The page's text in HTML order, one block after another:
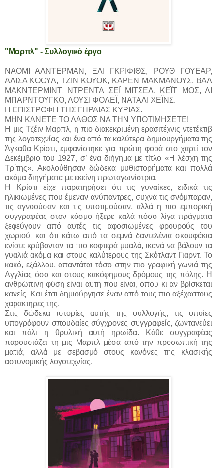
"Μαρπλ" - Συλλογικό έργο
ΝΑΟΜΙ ΑΛΝΤΕΡΜΑΝ, ΕΛΙ ΓΚΡΙΦΙΘΣ, ΡΟΥΘ ΓΟΥΕΑΡ,
ΑΛΙΣΑ ΚΟΟΥΛ, ΤΖΙΝ ΚΟΥΟΚ, ΚΑΡΕΝ ΜΑΚΜΑΝΟΥΣ, ΒΑΛ
ΜΑΚΝΤΕΡΜΙΝΤ, ΝΤΡΕΝΤΑ ΣΕΪ ΜΙΤΣΕΛ, ΚΕΪΤ ΜΟΣ, ΛΙ
ΜΠΑΡΝΤΟΥΓΚΟ, ΛΟΥΣΙ ΦΟΛΕΪ, ΝΑΤΑΛΙ ΧΕΪΝΣ.
Η ΕΠΙΣΤΡΟΦΗ ΤΗΣ ΓΗΡΑΙΑΣ ΚΥΡΙΑΣ.
ΜΗΝ ΚΑΝΕΤΕ ΤΟ ΛΑΘΟΣ ΝΑ ΤΗΝ ΥΠΟΤΙΜΗΣΕΤΕ!
Η μις Τζέιν Μαρπλ, η πιο διακεκριμένη ερασιτέχνις ντετέκτιβ
της λογοτεχνίας και ένα από τα καλύτερα δημιουργήματα της
Άγκαθα Κρίστι, εμφανίστηκε για πρώτη φορά στο χαρτί τον
Δεκέμβριο του 1927, σ’ ένα διήγημα με τίτλο «Η λέσχη της
Τρίτης». Ακολούθησαν δώδεκα μυθιστορήματα και πολλά
ακόμα διηγήματα με εκείνη πρωταγωνίστρια.
Η Κρίστι είχε παρατηρήσει ότι τις γυναίκες, ειδικά τις
ηλικιωμένες που έμεναν ανύπαντρες, συχνά τις σνόμπαραν,
τις αγνοούσαν και τις υποτιμούσαν, αλλά η πιο εμπορική
συγγραφέας στον κόσμο ήξερε καλά πόσο λίγα πράγματα
ξεφεύγουν από αυτές τις αφοσιωμένες φρουρούς του
χωριού, και ότι κάτω από τα σεμνά δαντελένια σκουφάκια
ενίοτε κρύβονταν τα πιο κοφτερά μυαλά, ικανά να βάλουν τα
γυαλιά ακόμα και στους καλύτερους της Σκότλαντ Γιαρντ. Το
κακό, εξάλλου, απαντάται τόσο στην πιο γραφική γωνιά της
Αγγλίας όσο και στους κακόφημους δρόμους της πόλης. Η
ανθρώπινη φύση είναι αυτή που είναι, όπου κι αν βρίσκεται
κανείς. Και έτσι δημιούργησε έναν από τους πιο αξέχαστους
χαρακτήρες της.
Στις δώδεκα ιστορίες αυτής της συλλογής, τις οποίες
υπογράφουν σπουδαίες σύγχρονες συγγραφείς, ζωντανεύει
και πάλι η θρυλική αυτή ηρωίδα. Κάθε συγγραφέας
παρουσιάζει τη μις Μαρπλ μέσα από την προσωπική της
ματιά, αλλά με σεβασμό στους κανόνες της κλασικής
αστυνομικής λογοτεχνίας.